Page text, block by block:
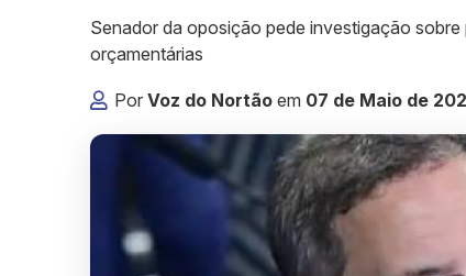
Senador da oposição pede investigação
orçamentárias
Por Voz do Nortão em 07 de Maio de